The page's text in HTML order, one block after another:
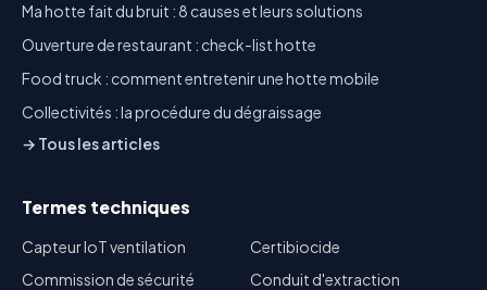
Ma hotte fait du bruit : 8 causes et leurs solutions
Ouverture de restaurant : check-list hotte
Food truck : comment entretenir une hotte mobile
Collectivités : la procédure du dégraissage
→ Tous les articles
Termes techniques
Capteur IoT ventilation
Certibiocide
Commission de sécurité
Conduit d'extraction